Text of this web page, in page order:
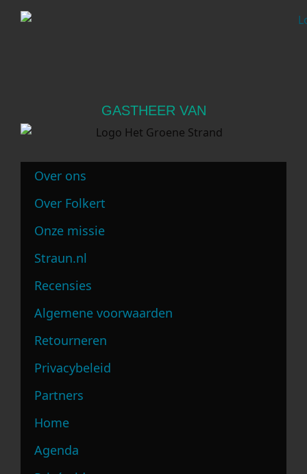
GASTHEER VAN
Over ons
Over Folkert
Onze missie
Straun.nl
Recensies
Algemene voorwaarden
Retourneren
Privacybeleid
Partners
Home
Agenda